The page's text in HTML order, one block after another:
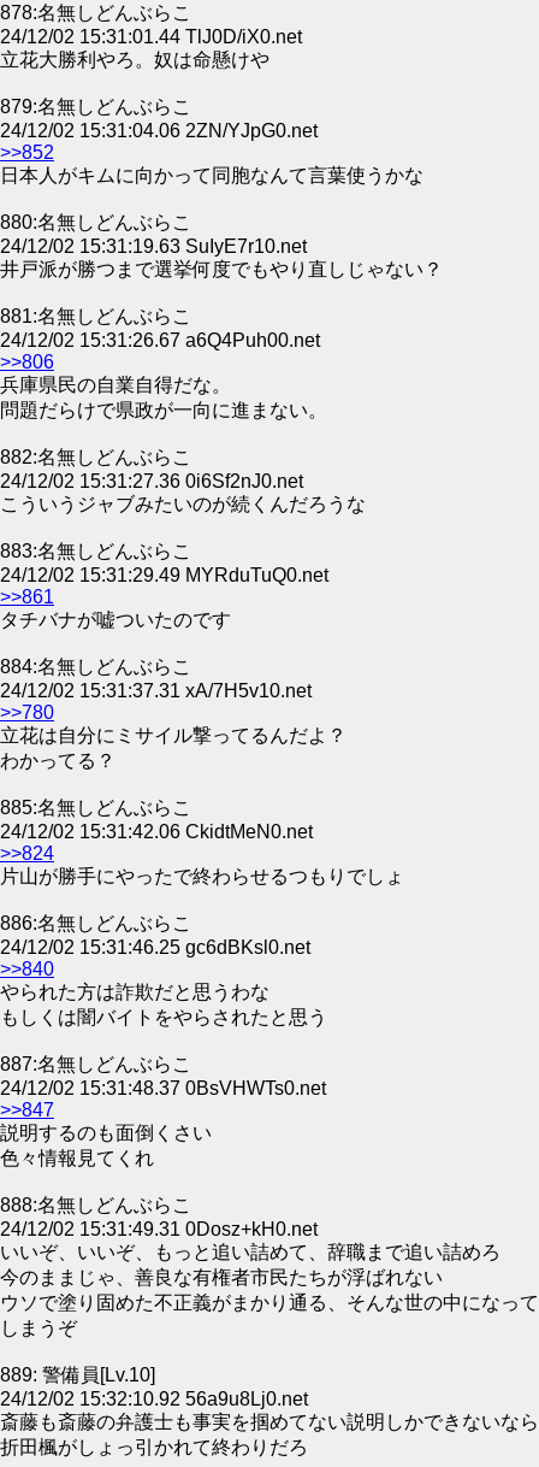
878:名無しどんぶらこ
24/12/02 15:31:01.44 TlJ0D/iX0.net
立花大勝利やろ。奴は命懸けや
879:名無しどんぶらこ
24/12/02 15:31:04.06 2ZN/YJpG0.net
>>852
日本人がキムに向かって同胞なんて言葉使うかな
880:名無しどんぶらこ
24/12/02 15:31:19.63 SuIyE7r10.net
井戸派が勝つまで選挙何度でもやり直しじゃない？
881:名無しどんぶらこ
24/12/02 15:31:26.67 a6Q4Puh00.net
>>806
兵庫県民の自業自得だな。
問題だらけで県政が一向に進まない。
882:名無しどんぶらこ
24/12/02 15:31:27.36 0i6Sf2nJ0.net
こういうジャブみたいのが続くんだろうな
883:名無しどんぶらこ
24/12/02 15:31:29.49 MYRduTuQ0.net
>>861
タチバナが嘘ついたのです
884:名無しどんぶらこ
24/12/02 15:31:37.31 xA/7H5v10.net
>>780
立花は自分にミサイル撃ってるんだよ？
わかってる？
885:名無しどんぶらこ
24/12/02 15:31:42.06 CkidtMeN0.net
>>824
片山が勝手にやったで終わらせるつもりでしょ
886:名無しどんぶらこ
24/12/02 15:31:46.25 gc6dBKsl0.net
>>840
やられた方は詐欺だと思うわな
もしくは闇バイトをやらされたと思う
887:名無しどんぶらこ
24/12/02 15:31:48.37 0BsVHWTs0.net
>>847
説明するのも面倒くさい
色々情報見てくれ
888:名無しどんぶらこ
24/12/02 15:31:49.31 0Dosz+kH0.net
いいぞ、いいぞ、もっと追い詰めて、辞職まで追い詰めろ
今のままじゃ、善良な有権者市民たちが浮ばれない
ウソで塗り固めた不正義がまかり通る、そんな世の中になって
しまうぞ
889: 警備員[Lv.10]
24/12/02 15:32:10.92 56a9u8Lj0.net
斎藤も斎藤の弁護士も事実を掴めてない説明しかできないなら
折田楓がしょっ引かれて終わりだろ